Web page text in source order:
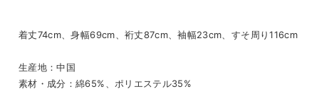
着丈74cm、身幅69cm、裄丈87cm、袖幅23cm、すそ周り116cm
生産地：中国
素材・成分：綿65%、ポリエステル35%